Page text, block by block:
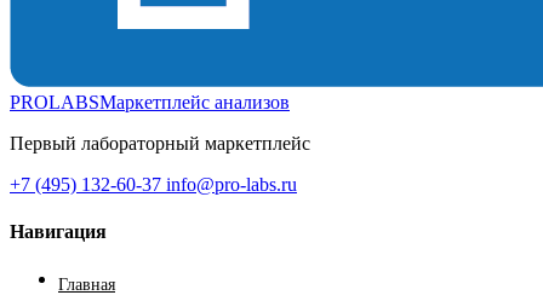
PROLABSМаркетплейс анализов
Первый лабораторный маркетплейс
+7 (495) 132-60-37 info@pro-labs.ru
Навигация
Главная